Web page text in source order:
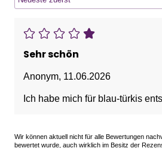
Sehr schön
Anonym, 11.06.2026
Ich habe mich für blau-türkis
Wir können aktuell nicht für alle Bewertungen
bewertet wurde, auch wirklich im Besitz der